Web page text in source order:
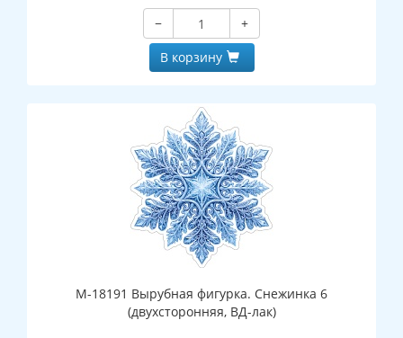
−
+
В корзину
М-18191 Вырубная фигурка. Снежинка 6
(двухсторонняя, ВД-лак)